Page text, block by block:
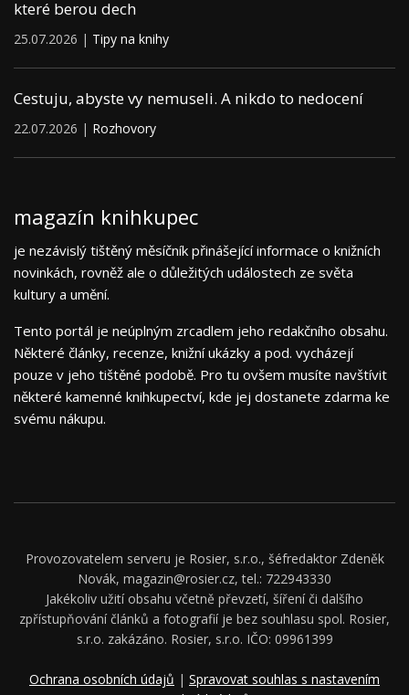
které berou dech
25.07.2026 | Tipy na knihy
Cestuju, abyste vy nemuseli. A nikdo to nedocení
22.07.2026 | Rozhovory
magazín knihkupec
je nezávislý tištěný měsíčník přinášející informace o knižních
novinkách, rovněž ale o důležitých událostech ze světa
kultury a umění.
Tento portál je neúplným zrcadlem jeho redakčního obsahu.
Některé články, recenze, knižní ukázky a pod. vycházejí
pouze v jeho tištěné podobě. Pro tu ovšem musíte navštívit
některé kamenné knihkupectví, kde jej dostanete zdarma ke
svému nákupu.
Provozovatelem serveru je Rosier, s.r.o., šéfredaktor Zdeněk
Novák, magazin@rosier.cz, tel.: 722943330
Jakékoliv užití obsahu včetně převzetí, šíření či dalšího
zpřístupňování článků a fotografií je bez souhlasu spol. Rosier,
s.r.o. zakázáno. Rosier, s.r.o. IČO: 09961399
Ochrana osobních údajů | Spravovat souhlas s nastavením